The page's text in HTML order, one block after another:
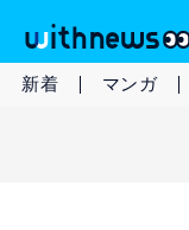
新着 マンガ